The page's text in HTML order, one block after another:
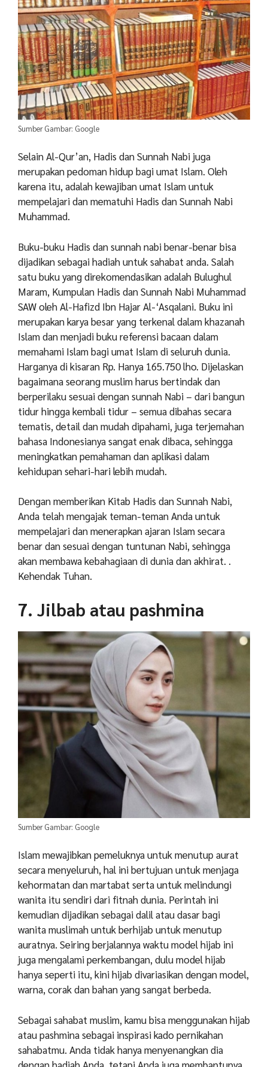
Sumber Gambar: Google
Selain Al-Qur’an, Hadis dan Sunnah Nabi juga
merupakan pedoman hidup bagi umat Islam. Oleh
karena itu, adalah kewajiban umat Islam untuk
mempelajari dan mematuhi Hadis dan Sunnah Nabi
Muhammad.
Buku-buku Hadis dan sunnah nabi benar-benar bisa
dijadikan sebagai hadiah untuk sahabat anda. Salah
satu buku yang direkomendasikan adalah Bulughul
Maram, Kumpulan Hadis dan Sunnah Nabi Muhammad
SAW oleh Al-Hafizd Ibn Hajar Al-‘Asqalani. Buku ini
merupakan karya besar yang terkenal dalam khazanah
Islam dan menjadi buku referensi bacaan dalam
memahami Islam bagi umat Islam di seluruh dunia.
Harganya di kisaran Rp. Hanya 165.750 lho. Dijelaskan
bagaimana seorang muslim harus bertindak dan
berperilaku sesuai dengan sunnah Nabi – dari bangun
tidur hingga kembali tidur – semua dibahas secara
tematis, detail dan mudah dipahami, juga terjemahan
bahasa Indonesianya sangat enak dibaca, sehingga
meningkatkan pemahaman dan aplikasi dalam
kehidupan sehari-hari lebih mudah.
Dengan memberikan Kitab Hadis dan Sunnah Nabi,
Anda telah mengajak teman-teman Anda untuk
mempelajari dan menerapkan ajaran Islam secara
benar dan sesuai dengan tuntunan Nabi, sehingga
akan membawa kebahagiaan di dunia dan akhirat. .
Kehendak Tuhan.
7. Jilbab atau pashmina
Sumber Gambar: Google
Islam mewajibkan pemeluknya untuk menutup aurat
secara menyeluruh, hal ini bertujuan untuk menjaga
kehormatan dan martabat serta untuk melindungi
wanita itu sendiri dari fitnah dunia. Perintah ini
kemudian dijadikan sebagai dalil atau dasar bagi
wanita muslimah untuk berhijab untuk menutup
auratnya. Seiring berjalannya waktu model hijab ini
juga mengalami perkembangan, dulu model hijab
hanya seperti itu, kini hijab divariasikan dengan model,
warna, corak dan bahan yang sangat berbeda.
Sebagai sahabat muslim, kamu bisa menggunakan hijab
atau pashmina sebagai inspirasi kado pernikahan
sahabatmu. Anda tidak hanya menyenangkan dia
dengan hadiah Anda, tetapi Anda juga membantunya